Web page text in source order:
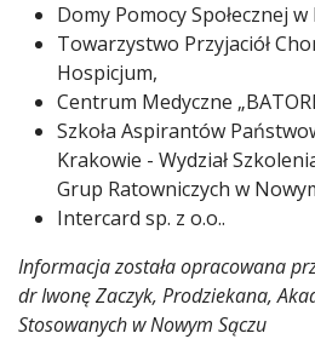
Domy Pomocy Społecznej
Towarzystwo Przyjaciół
Hospicjum,
Centrum Medyczne
Szkoła Aspirantów
Krakowie - Wydział
Grup Ratowniczych w
Intercard sp. z o.o..
Informacja została opracowana
dr Iwonę Zaczyk, Prodziekana,
Stosowanych w Nowym Sączu